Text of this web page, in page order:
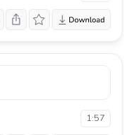
1:57